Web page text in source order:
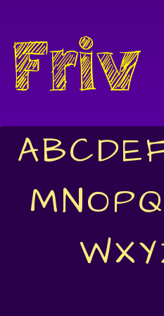
ABCDE
MNOPQ
WXY